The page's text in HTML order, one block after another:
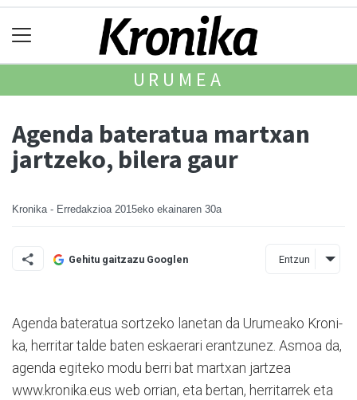
URUMEA
Agenda bateratua martxan
jartzeko, bilera gaur
Kronika - Erredakzioa 2015eko ekainaren 30a
Gehitu gaitzazu Googlen Entzun
Agenda bateratua sortzeko lanetan da Urumeako Kroni­
ka, herritar talde baten eskae­rari erantzunez. Asmoa da,
agenda egiteko modu berri bat martxan jartzea
www.kroni­ka.eus web orrian, eta bertan, herritarrek eta